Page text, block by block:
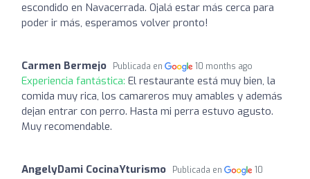
escondido en Navacerrada. Ojalá estar más cerca para
poder ir más, esperamos volver pronto!
Carmen Bermejo Publicada en 10 months ago
Experiencia fantástica: El restaurante está muy bien, la
comida muy rica, los camareros muy amables y además
dejan entrar con perro. Hasta mi perra estuvo agusto.
Muy recomendable.
AngelyDami CocinaYturismo Publicada en
10